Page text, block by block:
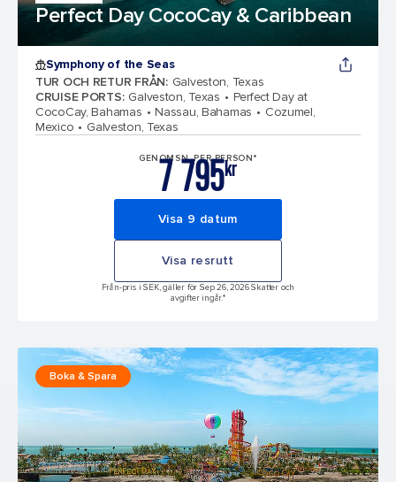
Perfect Day CocoCay & Caribbean
Symphony of the Seas
TUR OCH RETUR FRÅN: Galveston, Texas
CRUISE PORTS: Galveston, Texas
Perfect Day at
CocoCay, Bahamas
Nassau, Bahamas
Cozumel,
Mexico
Galveston, Texas
GENOMSN. PER PERSON*
kr
7 795
Visa 9 datum
Visa resrutt
Från-pris i SEK, gäller för Sep 26, 2026 Skatter och
avgifter ingår.*
Boka & Spara